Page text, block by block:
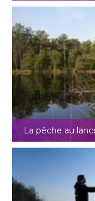
La pêche au